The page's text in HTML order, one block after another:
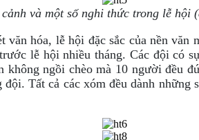
cảnh và một số nghi thức trong lễ hội
hóa, lễ hội đặc sắc của nền
lễ hội nhiều tháng. Các đội có
ngồi chèo mà 10 người đều
Tất cả các xóm đều dành